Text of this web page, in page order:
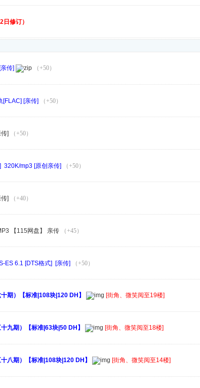
修订）
传] （+50）
[FLAC] [亲传] （+50）
] （+50）
320K/mp3 [原创亲传] （+50）
] （+40）
【115网盘】 亲传 （+45）
ES 6.1 [DTS格式] [亲传] （+50）
期）【标准|108块|120 DH】 [街角、微笑阅至19楼]
九期）【标准|63块|50 DH】 [街角、微笑阅至18楼]
八期）【标准|108块|120 DH】 [街角、微笑阅至14楼]